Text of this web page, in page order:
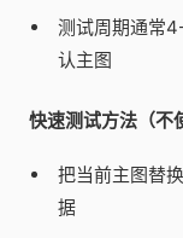
测试周期通常
认主图
快速测试方法（不
把当前主图替
据